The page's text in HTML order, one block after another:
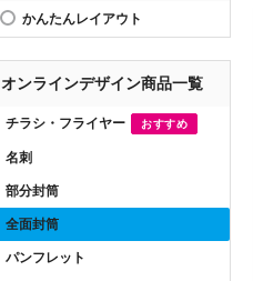
かんたんレイアウト
オンラインデザイン商品一覧
チラシ・フライヤー おすすめ
名刺
部分封筒
全面封筒
パンフレット